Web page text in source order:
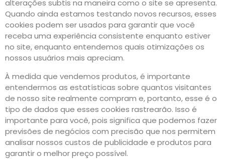
alterações subtis na maneira como o site se apresenta.
Quando ainda estamos testando novos recursos, esses
cookies podem ser usados para garantir que você
receba uma experiência consistente enquanto estiver
no site, enquanto entendemos quais otimizações os
nossos usuários mais apreciam.
À medida que vendemos produtos, é importante
entendermos as estatísticas sobre quantos visitantes
de nosso site realmente compram e, portanto, esse é o
tipo de dados que esses cookies rastrearão. Isso é
importante para você, pois significa que podemos fazer
previsões de negócios com precisão que nos permitem
analisar nossos custos de publicidade e produtos para
garantir o melhor preço possível.